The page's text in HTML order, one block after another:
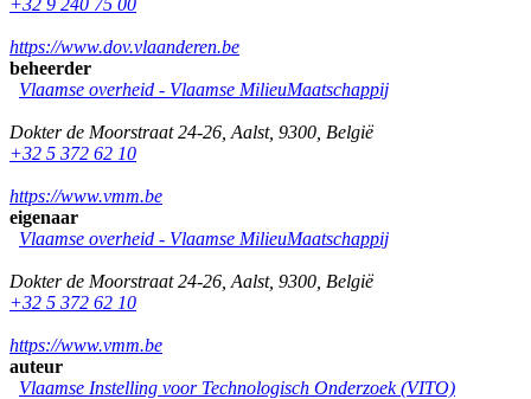
https://www.dov.vlaanderen.be
beheerder
Vlaamse overheid - Vlaamse MilieuMaatschappij
Dokter de Moorstraat 24-26 Aalst, 9300 België
+32 5 372 62 10
https://www.vmm.be
eigenaar
Vlaamse overheid - Vlaamse MilieuMaatschappij
Dokter de Moorstraat 24-26 Aalst, 9300 België
+32 5 372 62 10
https://www.vmm.be
auteur
Vlaamse Instelling voor Technologisch Onderzoek (VITO)